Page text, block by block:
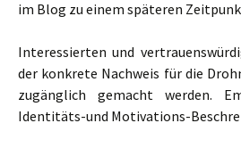
im Blog zu einem späteren
Interessierten und
der konkrete Nachweis für die
zugänglich gemacht werden.
Identitäts-und Motivations-